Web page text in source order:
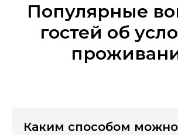
Популярные
гостей об
Каким способом можно